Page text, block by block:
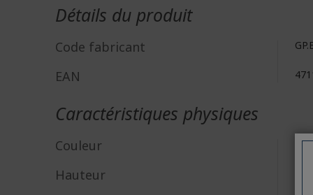
Détails du produit
Code fabricant
EAN
Caractéristiques physiques
Couleur Gris
Hauteur